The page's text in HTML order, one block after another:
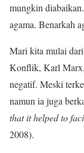
mungkin
agama. Benarkah
Mari kita mulai
Konflik, Karl Marx,
negatif. Meski
namun ia juga
that it helped to
2008).